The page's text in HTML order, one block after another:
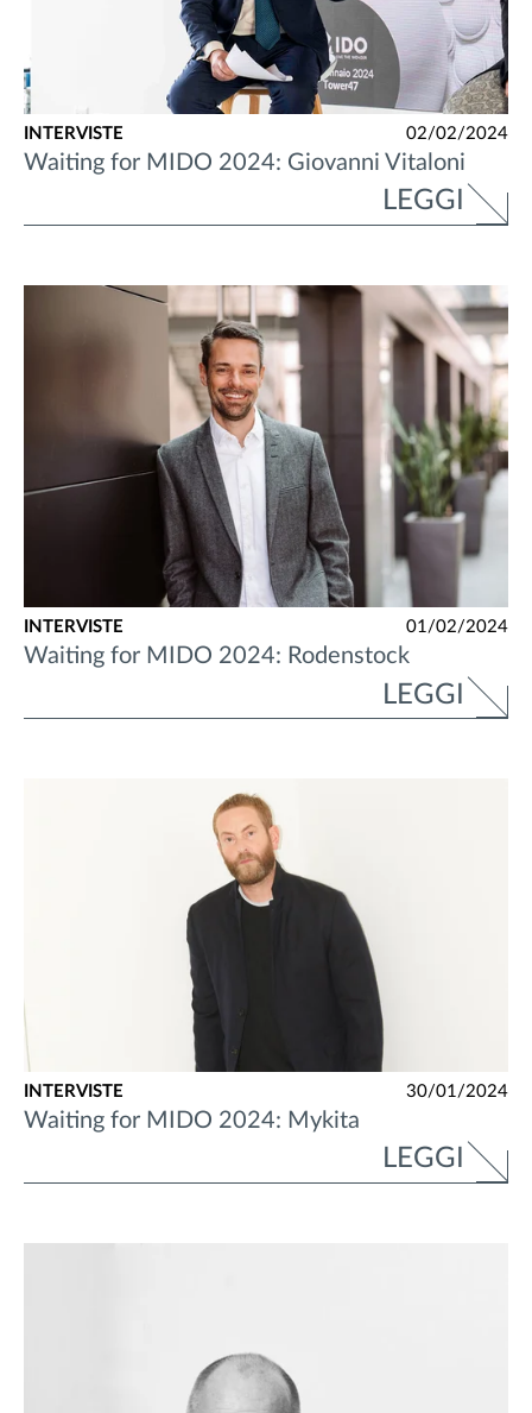
INTERVISTE 02/02/2024
Waiting for MIDO 2024: Giovanni Vitaloni
LEGGI
INTERVISTE 01/02/2024
Waiting for MIDO 2024: Rodenstock
LEGGI
INTERVISTE 30/01/2024
Waiting for MIDO 2024: Mykita
LEGGI